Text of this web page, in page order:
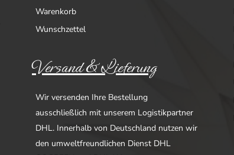
Warenkorb
Wunschzettel
Versand & Lieferung
Wir versenden Ihre Bestellung
ausschließlich mit unserem Logistikpartner
DHL. Innerhalb von Deutschland nutzen wir
den umweltfreundlichen Dienst DHL